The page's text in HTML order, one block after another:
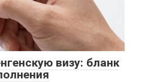
визу: бланк